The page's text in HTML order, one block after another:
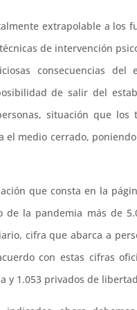
extrapolable a los
de intervención
consecuencias
de salir del
situación que
el medio cerrado,
que consta en la
de la pandemia más de
cifra que abarca a
con estas cifras
y 1.053 privados de